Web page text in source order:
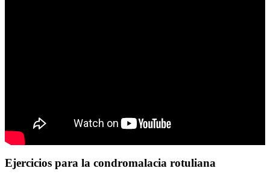
Ejercicios para la condromalacia rotuliana